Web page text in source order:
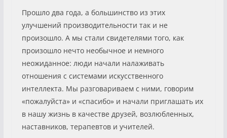
Прошло два года, а большинство из этих
улучшений производительности так и не
произошло. А мы стали свидетелями того, как
произошло нечто необычное и немного
неожиданное: люди начали налаживать
отношения с системами искусственного
интеллекта. Мы разговариваем с ними, говорим
«пожалуйста» и «спасибо» и начали приглашать их
в нашу жизнь в качестве друзей, возлюбленных,
наставников, терапевтов и учителей.